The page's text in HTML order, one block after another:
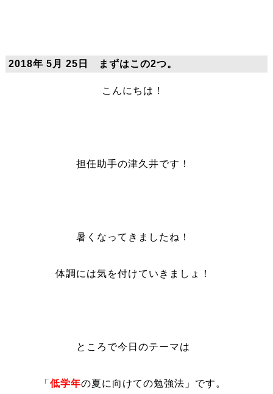
2018年 5月 25日 まずはこの2つ。
こんにちは！
担任助手の津久井です！
暑くなってきましたね！
体調には気を付けていきましょ！
ところで今日のテーマは
「低学年の夏に向けての勉強法」です。